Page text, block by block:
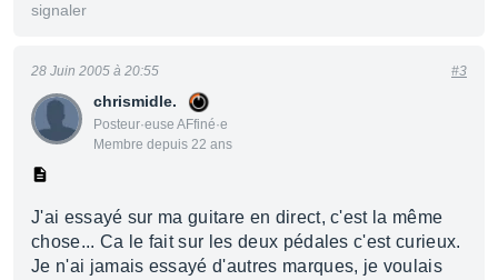
signaler
chrismidle.
Posteur·euse AFfiné·e
Membre depuis 22 ans
28 Juin 2005 à 20:55 #3
J'ai essayé sur ma guitare en direct, c'est la même
chose... Ca le fait sur les deux pédales c'est curieux.
Je n'ai jamais essayé d'autres marques, je voulais